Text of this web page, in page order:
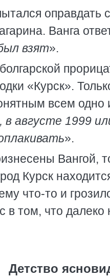
оправдать
Ванга
взят».
«Курск».
всем
в августе 1999
».
Курск
что-то и
в том, что далеко
Детство